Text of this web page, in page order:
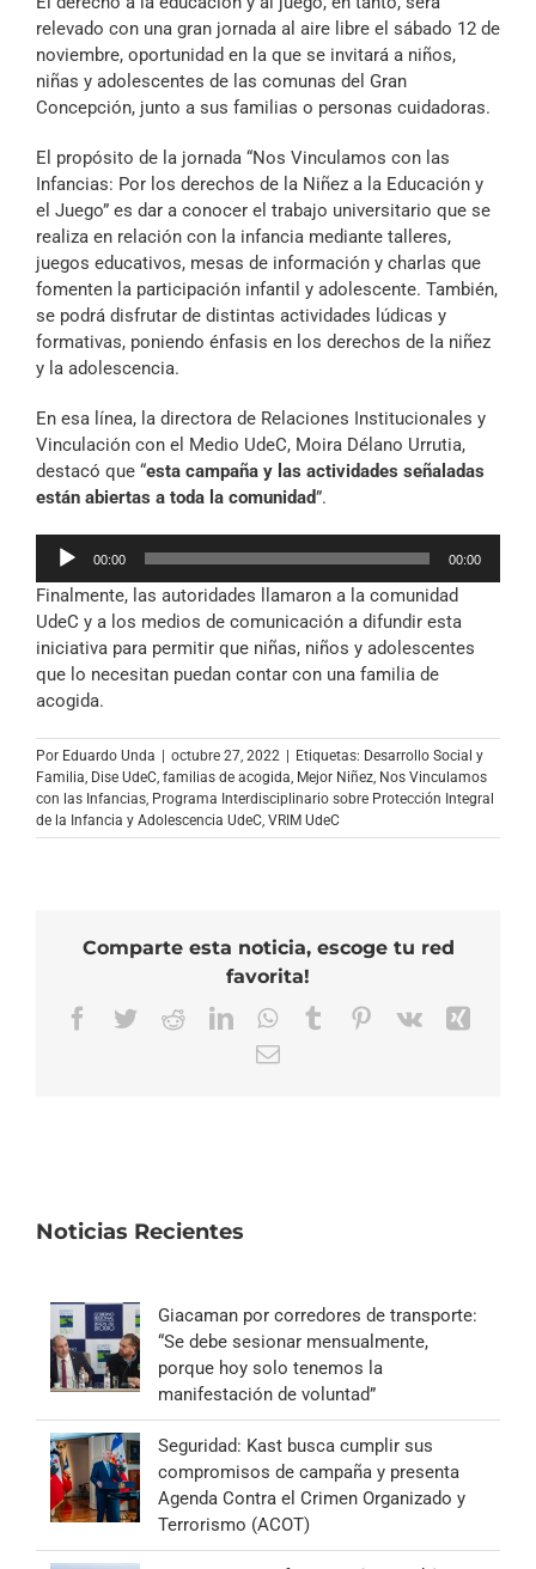
relevado con una gran jornada al aire libre el sábado 12 de
noviembre, oportunidad en la que se invitará a niños,
niñas y adolescentes de las comunas del Gran
Concepción, junto a sus familias o personas cuidadoras.
El propósito de la jornada “Nos Vinculamos con las
Infancias: Por los derechos de la Niñez a la Educación y
el Juego” es dar a conocer el trabajo universitario que se
realiza en relación con la infancia mediante talleres,
juegos educativos, mesas de información y charlas que
fomenten la participación infantil y adolescente. También,
se podrá disfrutar de distintas actividades lúdicas y
formativas, poniendo énfasis en los derechos de la niñez
y la adolescencia.
En esa línea, la directora de Relaciones Institucionales y
Vinculación con el Medio UdeC, Moira Délano Urrutia,
destacó que “esta campaña y las actividades señaladas
están abiertas a toda la comunidad”.
Reproductor
audio
00:00 00:00
Finalmente, las autoridades llamaron a la comunidad
UdeC y a los medios de comunicación a difundir esta
iniciativa para permitir que niñas, niños y adolescentes
que lo necesitan puedan contar con una familia de
acogida.
Por Eduardo Unda octubre 27, 2022 Etiquetas: Desarrollo Social y
Familia, Dise UdeC, familias de acogida, Mejor Niñez, Nos Vinculamos
con las Infancias, Programa Interdisciplinario sobre Protección Integral
de la Infancia y Adolescencia UdeC, VRIM UdeC
Comparte esta noticia, escoge tu red
favorita!
Facebook
TwitterRedditLinkedInWhatsApp
TumblrPinterest
Vk
Correo
Noticias Recientes
Giacaman por corredores de transporte:
“Se debe sesionar mensualmente,
porque hoy solo tenemos la
manifestación de voluntad”
Seguridad: Kast busca cumplir sus
compromisos de campaña y presenta
Agenda Contra el Crimen Organizado y
Terrorismo (ACOT)